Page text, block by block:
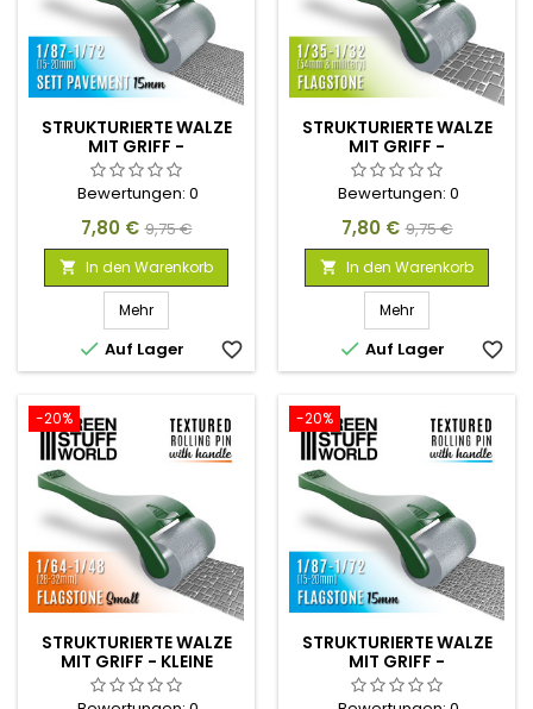
STRUKTURIERTE WALZE
MIT GRIFF -
PFLASTERSTEINE 15MM
Bewertungen: 0
Preis
7,80 € Verkaufspreis
9,75 €
 In den Warenkorb
Mehr
 Auf Lager favorite_border
STRUKTURIERTE WALZE
MIT GRIFF -
STEINFLIESENBODEN
Bewertungen: 0
Preis
7,80 € Verkaufspreis
9,75 €
 In den Warenkorb
Mehr
 Auf Lager favorite_border
-20%
STRUKTURIERTE WALZE
MIT GRIFF - KLEINE
STEINFLIESENBODEN
-20%
STRUKTURIERTE WALZE
MIT GRIFF -
STEINFLIESENBODEN
15MM